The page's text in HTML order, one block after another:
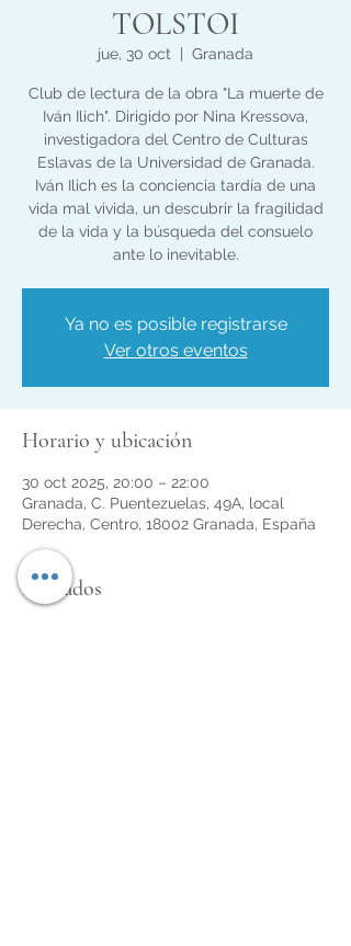
TOLSTOI
jue, 30 oct Granada
Club de lectura de la obra "La muerte de
Iván Ilich". Dirigido por Nina Kressova,
investigadora del Centro de Culturas
Eslavas de la Universidad de Granada.
Iván Ilich es la conciencia tardía de una
vida mal vivida, un descubrir la fragilidad
de la vida y la búsqueda del consuelo
ante lo inevitable.
Ya no es posible registrarse
Ver otros eventos
Horario y ubicación
30 oct 2025, 20:00 – 22:00
Granada, C. Puentezuelas, 49A, local
Derecha, Centro, 18002 Granada, España
Invitados